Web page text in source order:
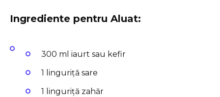
Ingrediente pentru Aluat:
300 ml iaurt sau kefir
1 linguriță sare
1 linguriță zahăr